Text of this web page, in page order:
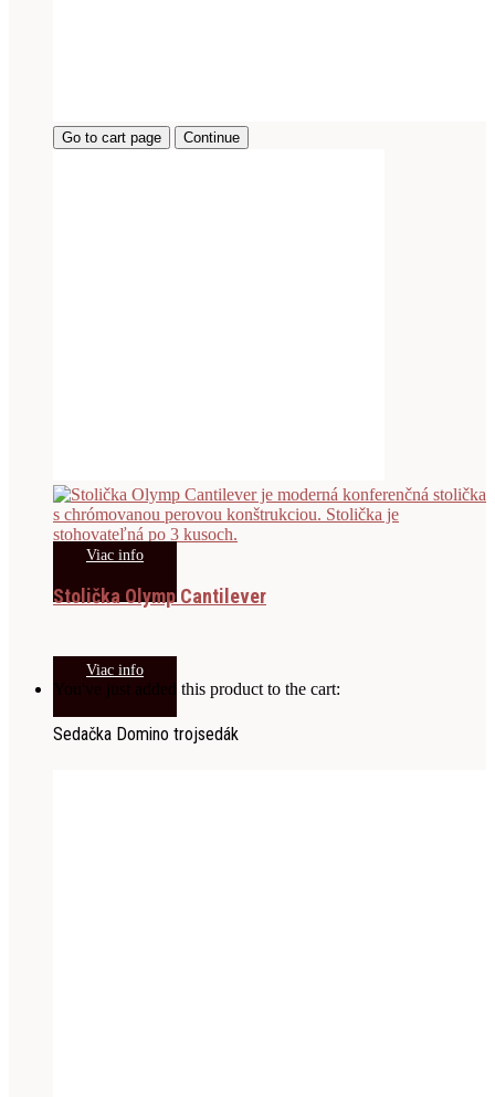
Go to cart page Continue
Viac info
Stolička Olymp Cantilever
Viac info
You've just added this product to the cart:
Sedačka Domino trojsedák